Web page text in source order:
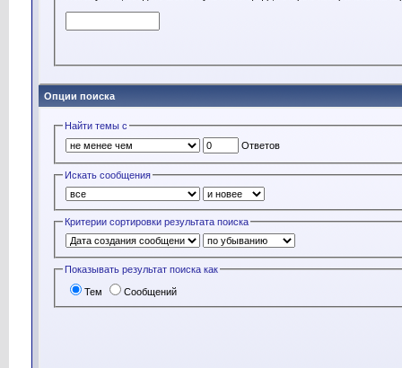
Опции поиска
Найти темы с
Ответов
Искать сообщения
Критерии сортировки результата поиска
Показывать результат поиска как
Тем Сообщений